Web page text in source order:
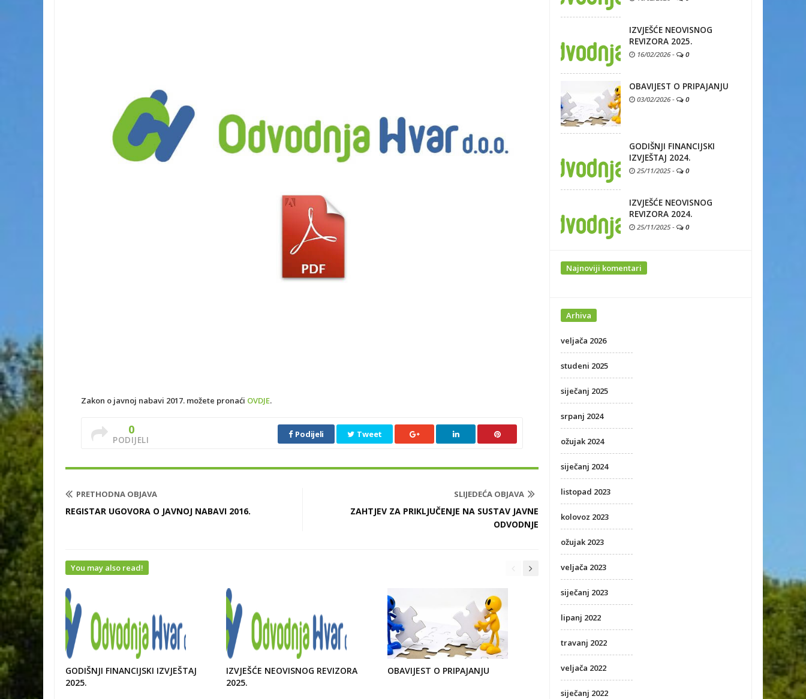
Zakon o javnoj nabavi 2017. možete pronaći OVDJE.
0
PODIJELI
Podijeli Tweet
PRETHODNA OBJAVA
REGISTAR UGOVORA O JAVNOJ NABAVI 2016.
SLIJEDEĆA OBJAVA
ZAHTJEV ZA PRIKLJUČENJE NA SUSTAV JAVNE
ODVODNJE
You may also read!
GODIŠNJI FINANCIJSKI IZVJEŠTAJ
2025.
IZVJEŠĆE NEOVISNOG REVIZORA
2025.
OBAVIJEST O PRIPAJANJU
IZVJEŠĆE NEOVISNOG
REVIZORA 2025.
16/02/2026- 0
OBAVIJEST O PRIPAJANJU
03/02/2026- 0
GODIŠNJI FINANCIJSKI
IZVJEŠTAJ 2024.
25/11/2025 - 0
IZVJEŠĆE NEOVISNOG
REVIZORA 2024.
25/11/2025 - 0
Najnoviji komentari
Arhiva
veljača 2026
studeni 2025
siječanj 2025
srpanj 2024
ožujak 2024
siječanj 2024
listopad 2023
kolovoz 2023
ožujak 2023
veljača 2023
siječanj 2023
lipanj 2022
travanj 2022
veljača 2022
siječanj 2022